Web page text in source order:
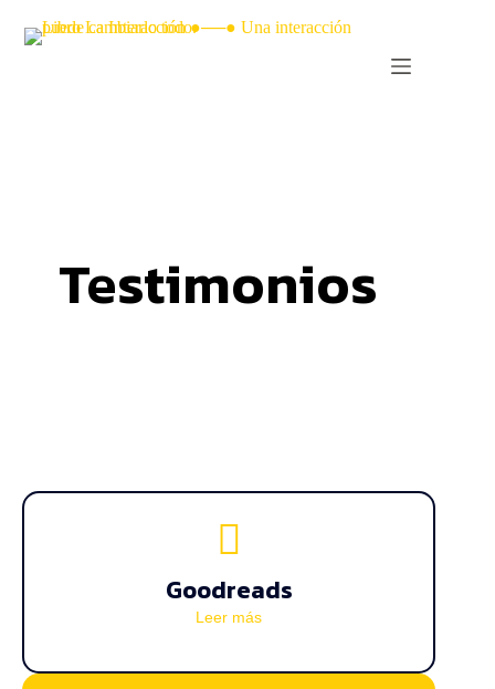
Testimonios
Goodreads
Leer más